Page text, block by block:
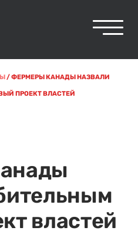
/ФЕРМЕРЫ КАНАДЫ НАЗВАЛИ
ПРОЕКТ ВЛАСТЕЙ
властей